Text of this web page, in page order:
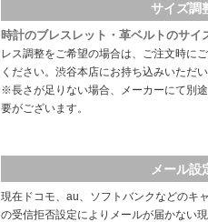
サイズ調
時計のブレスレット・革ベルトのサイ
レス調整をご希望の場合は、ご注文時に
ください。渋谷本店にお持ち込みいただ
※長さが足りない場合、メーカーにて別
要がございます。
メール設
現在ドコモ、au、ソフトバンクなどのキ
の受信拒否設定によりメールが届かない